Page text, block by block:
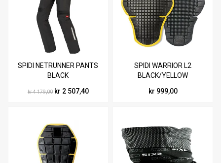
SPIDI NETRUNNER PANTS
BLACK
kr 4 179,00 kr 2 507,40
SPIDI WARRIOR L2
BLACK/YELLOW
kr 999,00